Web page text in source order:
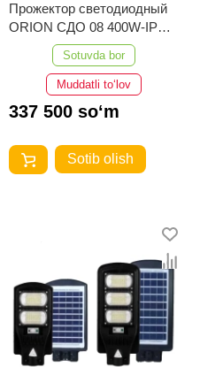
Прожектор светодиодный
ORION СДО 08 400W-IP65-
6500K-Черный ELT
Sotuvda bor
Muddatli to‘lov
337 500 so‘m
Sotib olish